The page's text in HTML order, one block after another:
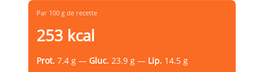
Par 100 g de recette
253 kcal
Prot. 7.4 g — Gluc. 23.9 g — Lip. 14.5 g